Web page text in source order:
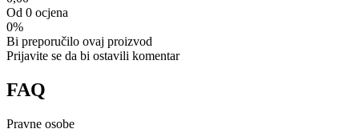
Od 0 ocjena
0%
Bi preporučilo ovaj proizvod
Prijavite se da bi ostavili komentar
FAQ
Pravne osobe